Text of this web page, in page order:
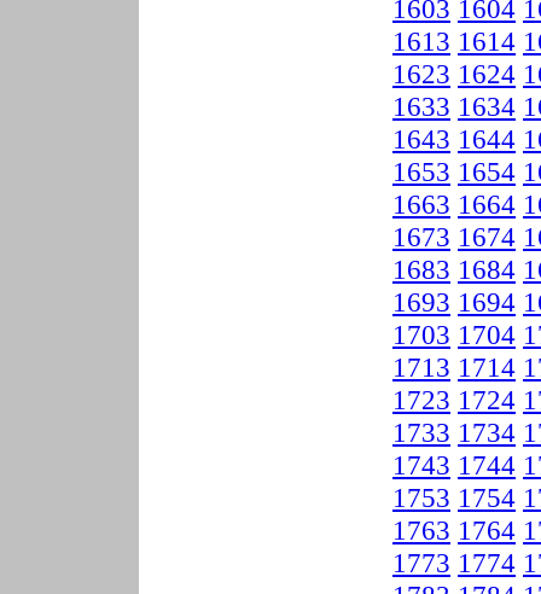
1603 1604
1613 1614
1623 1624
1633 1634
1643 1644
1653 1654
1663 1664
1673 1674
1683 1684
1693 1694
1703 1704
1713 1714
1723 1724
1733 1734
1743 1744
1753 1754
1763 1764
1773 1774